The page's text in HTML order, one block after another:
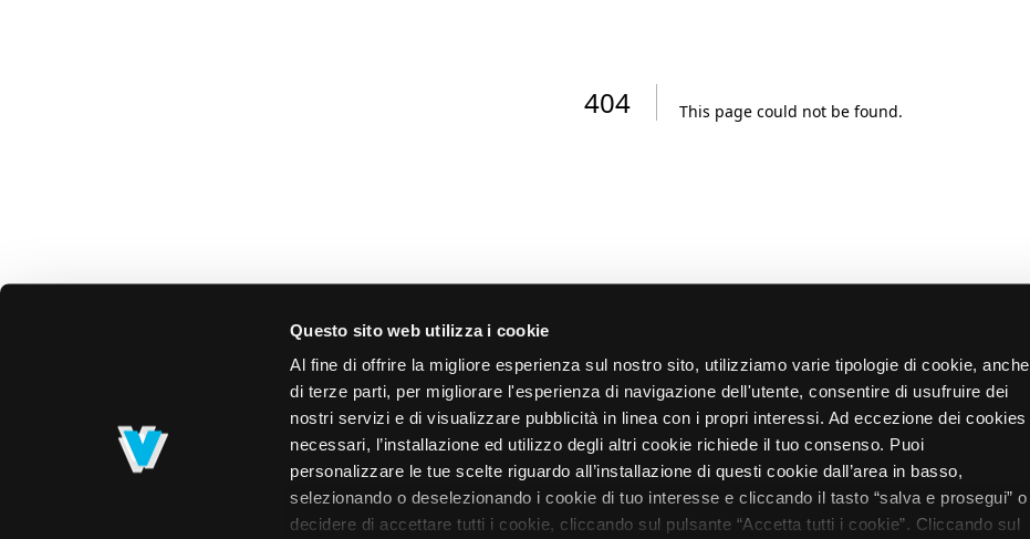
Questo sito web utilizza i cookie
Al fine di offrire la migliore esperienza sul nostro sito, utilizziamo varie tipologie di cookie, anche
di terze parti, per migliorare l'esperienza di navigazione dell'utente, consentire di usufruire dei
nostri servizi e di visualizzare pubblicità in linea con i propri interessi. Ad eccezione dei cookies
necessari, l’installazione ed utilizzo degli altri cookie richiede il tuo consenso. Puoi
personalizzare le tue scelte riguardo all’installazione di questi cookie dall’area in basso,
selezionando o deselezionando i cookie di tuo interesse e cliccando il tasto “salva e prosegui” o
decidere di accettare tutti i cookie, cliccando sul pulsante “Accetta tutti i cookie”. Cliccando sul
404 This page could not be found.